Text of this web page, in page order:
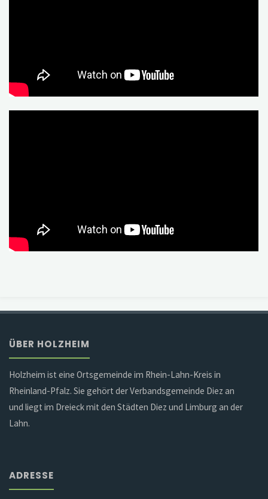
ÜBER HOLZHEIM
Holzheim ist eine Ortsgemeinde im Rhein-Lahn-Kreis in
Rheinland-Pfalz. Sie gehört der Verbandsgemeinde Diez an
und liegt im Dreieck mit den Städten Diez und Limburg an der
Lahn.
ADRESSE